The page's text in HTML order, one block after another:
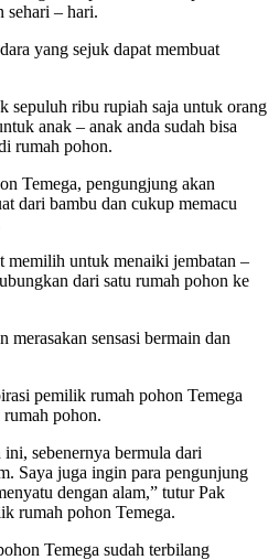
sehari – hari.
yang sejuk dapat membuat
sepuluh ribu rupiah saja untuk orang
anak – anak anda sudah bisa
rumah pohon.
Temega, pengungjung akan
dari bambu dan cukup memacu
memilih untuk menaiki jembatan –
dari satu rumah pohon ke
sensasi bermain dan
pemilik rumah pohon Temega
pohon.
sebenernya bermula dari
Saya juga ingin para pengunjung
dengan alam,” tutur Pak
rumah pohon Temega.
Temega sudah terbilang